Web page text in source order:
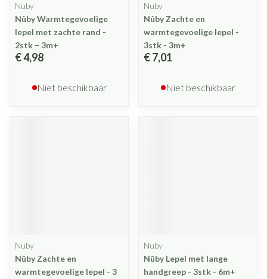
Nuby
Nûby Warmtegevoelige
lepel met zachte rand -
2stk – 3m+
€ 4,98
Niet beschikbaar
Nuby
Nûby Zachte en
warmtegevoelige lepel -
3stk - 3m+
€ 7,01
Niet beschikbaar
Nuby
Nûby Zachte en
warmtegevoelige lepel - 3
Nuby
Nûby Lepel met lange
handgreep - 3stk - 6m+